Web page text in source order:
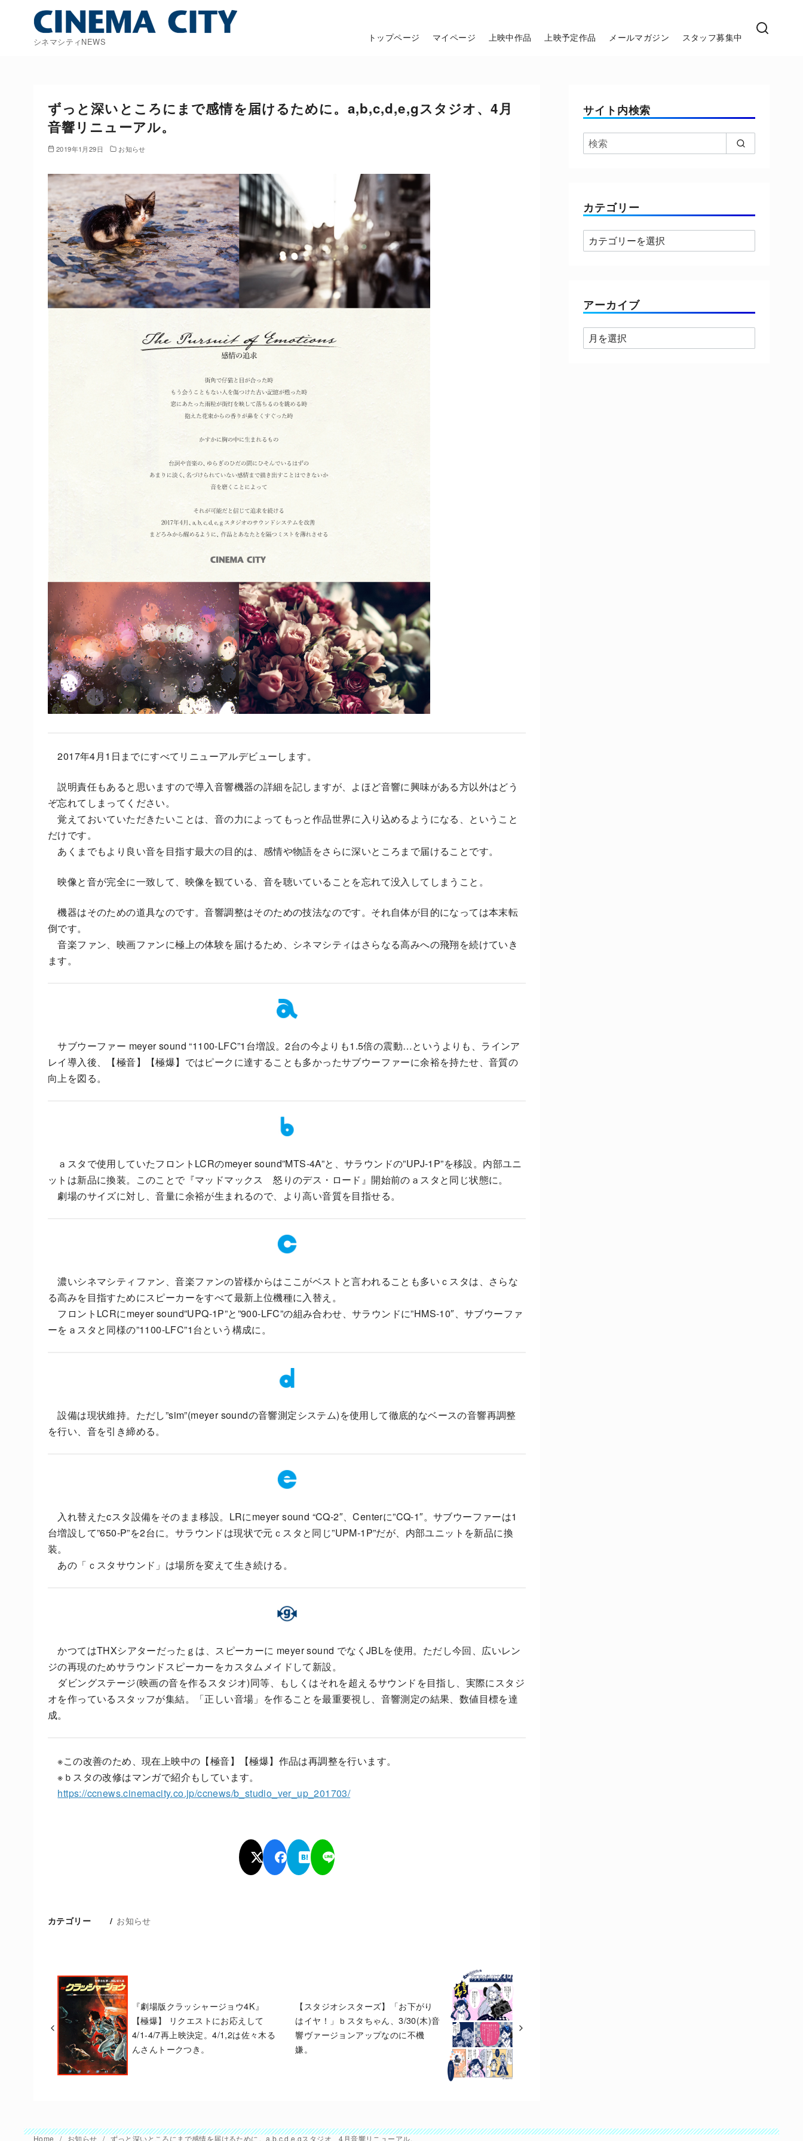
シネマシティNEWS トップページ マイページ 上映中作品 上映予定作品 メールマガジン スタッフ募集中
ずっと深いところにまで感情を届けるために。a,b,c,d,e,gスタジオ、4月
音響リニューアル。
2019年1月29日 お知らせ
2017年4月1日までにすべてリニューアルデビューします。
説明責任もあると思いますので導入音響機器の詳細を記しますが、よほど音響に興味がある方以外はどう
ぞ忘れてしまってください。
覚えておいていただきたいことは、音の力によってもっと作品世界に入り込めるようになる、ということ
だけです。
あくまでもより良い音を目指す最大の目的は、感情や物語をさらに深いところまで届けることです。
映像と音が完全に一致して、映像を観ている、音を聴いていることを忘れて没入してしまうこと。
機器はそのための道具なのです。音響調整はそのための技法なのです。それ自体が目的になっては本末転
倒です。
音楽ファン、映画ファンに極上の体験を届けるため、シネマシティはさらなる高みへの飛翔を続けていき
ます。
サブウーファー meyer sound “1100-LFC”1台増設。2台の今よりも1.5倍の震動…というよりも、ラインア
レイ導入後、【極音】【極爆】ではピークに達することも多かったサブウーファーに余裕を持たせ、音質の
向上を図る。
ａスタで使用していたフロントLCRのmeyer sound”MTS-4A”と、サラウンドの”UPJ-1P”を移設。内部ユニ
ットは新品に換装。このことで『マッドマックス 怒りのデス・ロード』開始前のａスタと同じ状態に。
劇場のサイズに対し、音量に余裕が生まれるので、より高い音質を目指せる。
濃いシネマシティファン、音楽ファンの皆様からはここがベストと言われることも多いｃスタは、さらな
る高みを目指すためにスピーカーをすべて最新上位機種に入替え。
フロントLCRにmeyer sound”UPQ-1P”と”900-LFC”の組み合わせ、サラウンドに”HMS-10″、サブウーファ
ーをａスタと同様の”1100-LFC”1台という構成に。
設備は現状維持。ただし”sim”(meyer soundの音響測定システム)を使用して徹底的なベースの音響再調整
を行い、音を引き締める。
入れ替えたcスタ設備をそのまま移設。LRにmeyer sound “CQ-2″、Centerに”CQ-1″。サブウーファーは1
台増設して”650-P”を2台に。サラウンドは現状で元ｃスタと同じ”UPM-1P”だが、内部ユニットを新品に換
装。
あの「ｃスタサウンド」は場所を変えて生き続ける。
かつてはTHXシアターだったｇは、スピーカーに meyer sound でなくJBLを使用。ただし今回、広いレン
ジの再現のためサラウンドスピーカーをカスタムメイドして新設。
ダビングステージ(映画の音を作るスタジオ)同等、もしくはそれを超えるサウンドを目指し、実際にスタジ
オを作っているスタッフが集結。「正しい音場」を作ることを最重要視し、音響測定の結果、数値目標を達
成。
※この改善のため、現在上映中の【極音】【極爆】作品は再調整を行います。
※ｂスタの改修はマンガで紹介もしています。
https://ccnews.cinemacity.co.jp/ccnews/b_studio_ver_up_201703/
カテゴリー お知らせ
『劇場版クラッシャージョウ4K』
【極爆】 リクエストにお応えして
4/1-4/7再上映決定。4/1,2は佐々木る
んさんトークつき。
【スタジオシスターズ】「お下がり
はイヤ！」ｂスタちゃん、3/30(木)音
響ヴァージョンアップなのに不機
嫌。
サイト内検索
カテゴリー
カ
テ
ー
アーカイブ
ア
ー
Home お知らせ ずっと深いところにまで感情を届けるために。a,b,c,d,e,gスタジオ、4月音響リニューアル。